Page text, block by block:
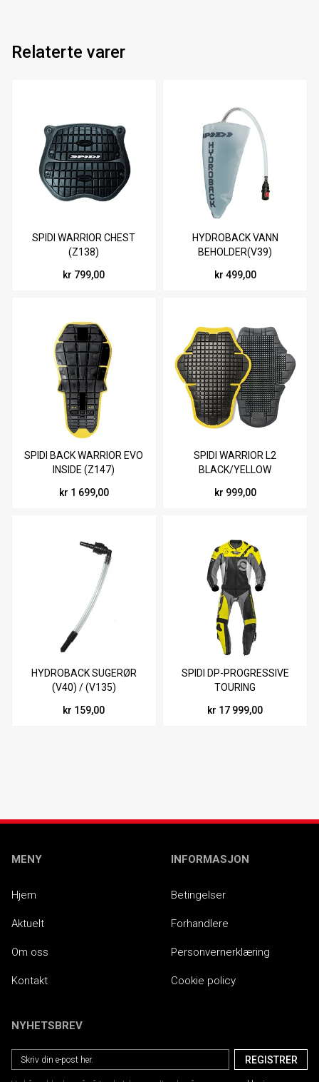
Relaterte varer
SPIDI WARRIOR CHEST
(Z138)
kr 799,00
HYDROBACK VANN
BEHOLDER(V39)
kr 499,00
SPIDI BACK WARRIOR EVO
INSIDE (Z147)
kr 1 699,00
SPIDI WARRIOR L2
BLACK/YELLOW
kr 999,00
HYDROBACK SUGERØR
(V40) / (V135)
kr 159,00
SPIDI DP-PROGRESSIVE
TOURING
kr 17 999,00
MENY
Hjem
Aktuelt
Om oss
Kontakt
INFORMASJON
Betingelser
Forhandlere
Personvernerklæring
Cookie policy
NYHETSBREV